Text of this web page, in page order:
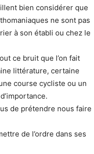
bien considérer que
ne sont pas
à son établi ou chez le
ce bruit que l’on fait
littérature, certaine
course cycliste ou un
de prétendre nous faire
de l’ordre dans ses